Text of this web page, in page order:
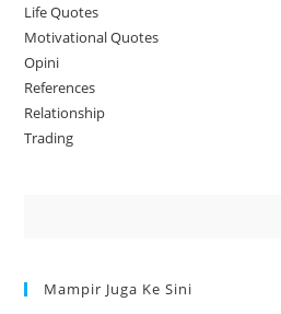
Life Quotes
Motivational Quotes
Opini
References
Relationship
Trading
Mampir Juga Ke Sini